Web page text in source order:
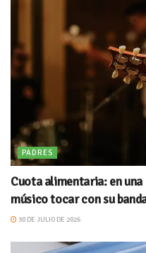
PADRES
Cuota alimentaria: en
músico tocar con su
30 DE JULIO DE 2026